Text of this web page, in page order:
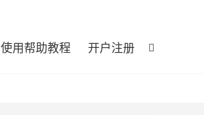

使用帮助教程 开户注册